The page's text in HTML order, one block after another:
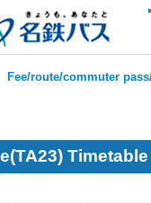
Fee/route/commuter
Timetable